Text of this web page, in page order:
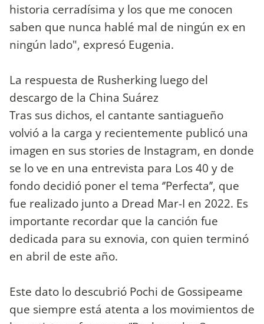
historia cerradísima y los que me conocen
saben que nunca hablé mal de ningún ex en
ningún lado", expresó Eugenia.
La respuesta de Rusherking luego del
descargo de la China Suárez
Tras sus dichos, el cantante santiagueño
volvió a la carga y recientemente publicó una
imagen en sus stories de Instagram, en donde
se lo ve en una entrevista para Los 40 y de
fondo decidió poner el tema ‘’Perfecta’’, que
fue realizado junto a Dread Mar-I en 2022. Es
importante recordar que la canción fue
dedicada para su exnovia, con quien terminó
en abril de este año.
Este dato lo descubrió Pochi de Gossipeame
que siempre está atenta a los movimientos de